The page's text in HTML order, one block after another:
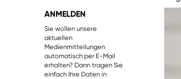
ANMELDEN
Sie wollen unsere
aktuellen
Medienmitteilungen
automatisch per E-Mail
erhalten? Dann tragen Sie
einfach Ihre Daten in